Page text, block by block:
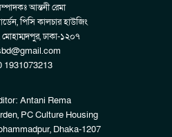
আন্তনী রেমা
পিসি কালচার হাউজিং
ঢাকা-১২০৭
1931073213
Antani Rema
PC Culture Housing
Dhaka-1207